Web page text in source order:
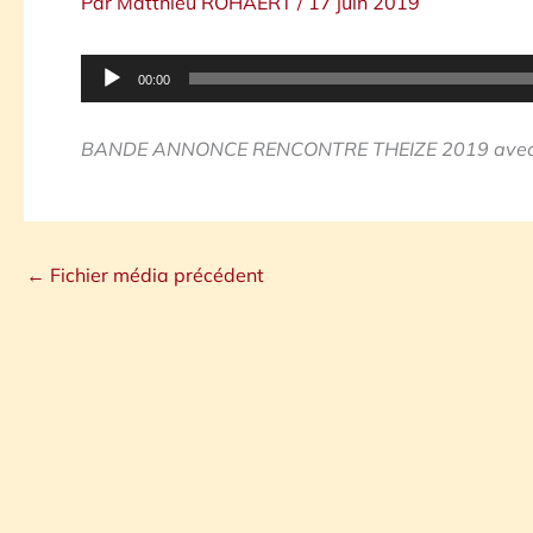
Lecteur
audio
00:00
BANDE ANNONCE RENCONTRE THEIZE 2019
← Fichier média précédent